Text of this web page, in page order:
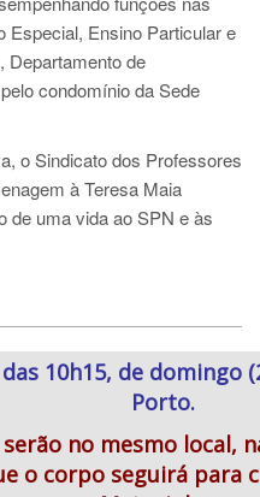
Ensino Particular e
Departamento de
condomínio da Sede
o Sindicato dos Professores
à Teresa Maia
de uma vida ao SPN e às
10h15, de domingo
Porto.
no mesmo local,
o corpo seguirá para